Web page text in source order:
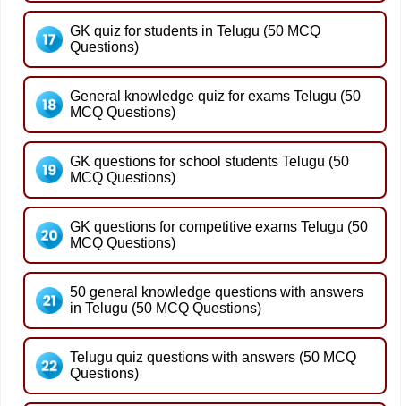
GK quiz for students in Telugu (50 MCQ
Questions)
General knowledge quiz for exams Telugu (50
MCQ Questions)
GK questions for school students Telugu (50
MCQ Questions)
GK questions for competitive exams Telugu (50
MCQ Questions)
50 general knowledge questions with answers
in Telugu (50 MCQ Questions)
Telugu quiz questions with answers (50 MCQ
Questions)